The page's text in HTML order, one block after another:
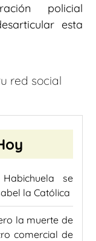
policial
esta
red social
se
la Católica
la muerte de
comercial de